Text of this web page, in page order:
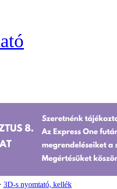
3D-s nyomtató, kellék